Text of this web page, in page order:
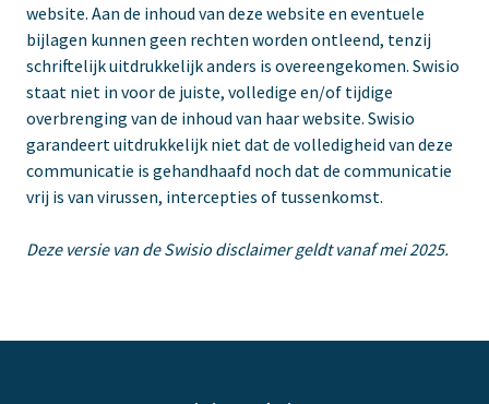
website. Aan de inhoud van deze website en eventuele
bijlagen kunnen geen rechten worden ontleend, tenzij
schriftelijk uitdrukkelijk anders is overeengekomen. Swisio
staat niet in voor de juiste, volledige en/of tijdige
overbrenging van de inhoud van haar website. Swisio
garandeert uitdrukkelijk niet dat de volledigheid van deze
communicatie is gehandhaafd noch dat de communicatie
vrij is van virussen, intercepties of tussenkomst.
Deze versie van de Swisio disclaimer geldt vanaf mei 2025.